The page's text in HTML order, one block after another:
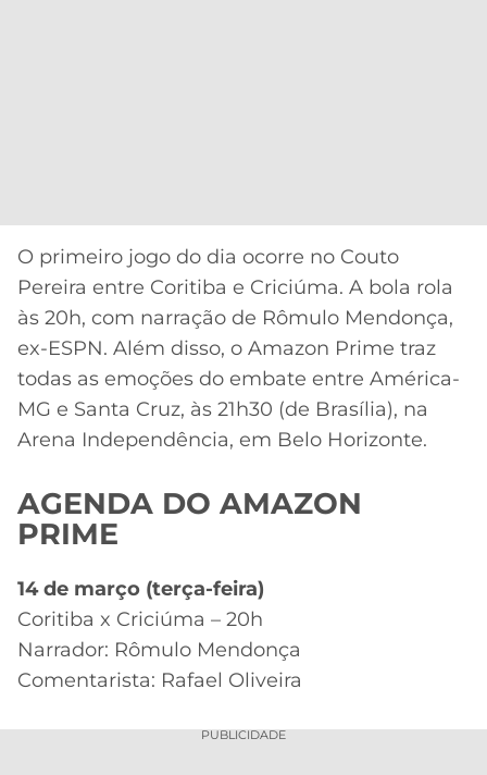
ATLÉTICO
MG
CRUZEIRO
LALIGA
O primeiro jogo do dia ocorre no Couto
Pereira entre Coritiba e Criciúma. A bola rola
às 20h, com narração de Rômulo Mendonça,
ex-ESPN. Além disso, o Amazon Prime traz
todas as emoções do embate entre América-
MG e Santa Cruz, às 21h30 (de Brasília), na
Arena Independência, em Belo Horizonte.
AGENDA DO AMAZON
PRIME
14 de março (terça-feira)
Coritiba x Criciúma – 20h
Narrador: Rômulo Mendonça
Comentarista: Rafael Oliveira
PUBLICIDADE